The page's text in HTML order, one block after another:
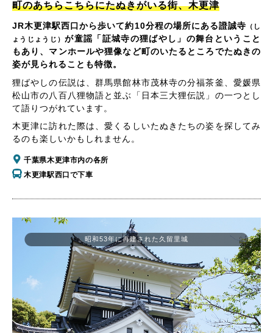
町のあちらこちらにたぬきがいる街、木更津
JR木更津駅西口から歩いて約10分程の場所にある證誠寺 （し
ょうじょうじ）が童謡「証城寺の狸ばやし」の舞台ということ
もあり、マンホールや狸像など町のいたるところでたぬきの
姿が見られることも特徴。
狸ばやしの伝説は、群馬県館林市茂林寺の分福茶釜、愛媛県
松山市の八百八狸物語と並ぶ「日本三大狸伝説」の一つとし
て語りつがれています。
木更津に訪れた際は、愛くるしいたぬきたちの姿を探してみ
るのも楽しいかもしれません。
千葉県木更津市内の各所
木更津駅西口で下車
昭和53年に再建された久留里城